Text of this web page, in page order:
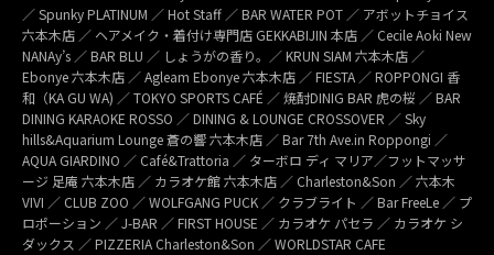
／ Spunky PLATINUM ／ Hot Staff ／ BAR WATER POT ／ アボットチョイス
六本木店 ／ ヘアメイク・着付け専門店 GEKKABIJIN 本店 ／ Cecile Aoki New
NANAy’s ／ BAR BLU ／ しょうがの香り。／ KRUN SIAM 六本木店 ／
Ebonye 六本木店 ／ Agleam Ebonye 六本木店 ／ FIESTA ／ ROPPONGI 香
和（KA GU WA) ／ TOKYO SPORTS CAFÉ ／ 焼酎DINIG BAR 虎の桜 ／ BAR
DINING KARAOKE ROSSO ／ DINING & LOUNGE CROSSOVER ／ Sky
hills&Aquarium Lounge 蒼の響 六本木店 ／ Bar 7th Ave.in Roppongi ／
AQUA GIARDINO ／ Café&Trattoria ／ ターボロ ディ マリア／フットマッサ
ージ 足庵 六本木店 ／ カラオケ館 六本木店 ／ Charleston&Son ／ 六本木
VIVI ／ CLUB ZOO ／ WOLFGANG PUCK ／ クラブライト ／ Bar FreeLe ／ プ
ロポーション ／ J-BAR ／ FIRST HOUSE ／ カラオケ パセラ ／ カラオケ シ
ダックス ／ PIZZERIA Charleston&Son ／ WORLDSTAR CAFE